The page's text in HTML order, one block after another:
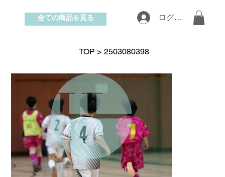
お問い合わせ
ログイン
全ての商品を見る
TOP > 2503080398